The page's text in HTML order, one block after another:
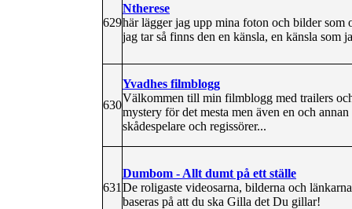
629
Ntherese
här lägger jag upp mina foton och bilder
jag tar så finns den en känsla, en känsla som
630
Yvadhes filmblogg
Välkommen till min filmblogg med trailers
mystery för det mesta men även en och
skådespelare och regissörer...
631
Dumbom - Allt dumt på ett ställe
De roligaste videosarna, bilderna och
baseras på att du ska Gilla det Du gillar!